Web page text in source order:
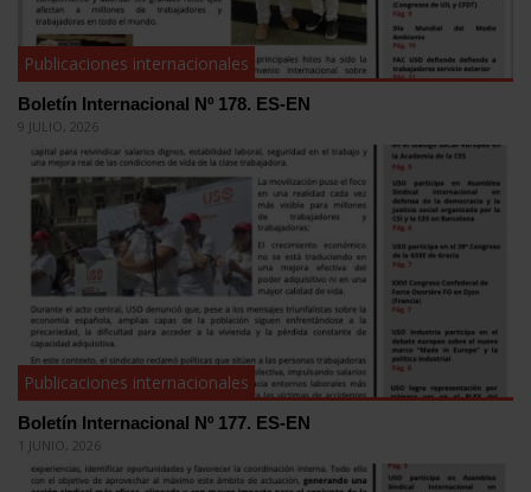
Publicaciones internacionales
Boletín Internacional Nº 178. ES-EN
9 JULIO, 2026
Publicaciones internacionales
Boletín Internacional Nº 177. ES-EN
1 JUNIO, 2026